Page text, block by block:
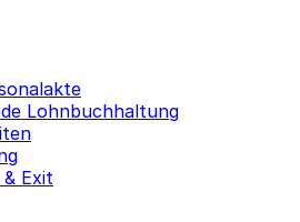
Lohnbuchhaltung
Exit